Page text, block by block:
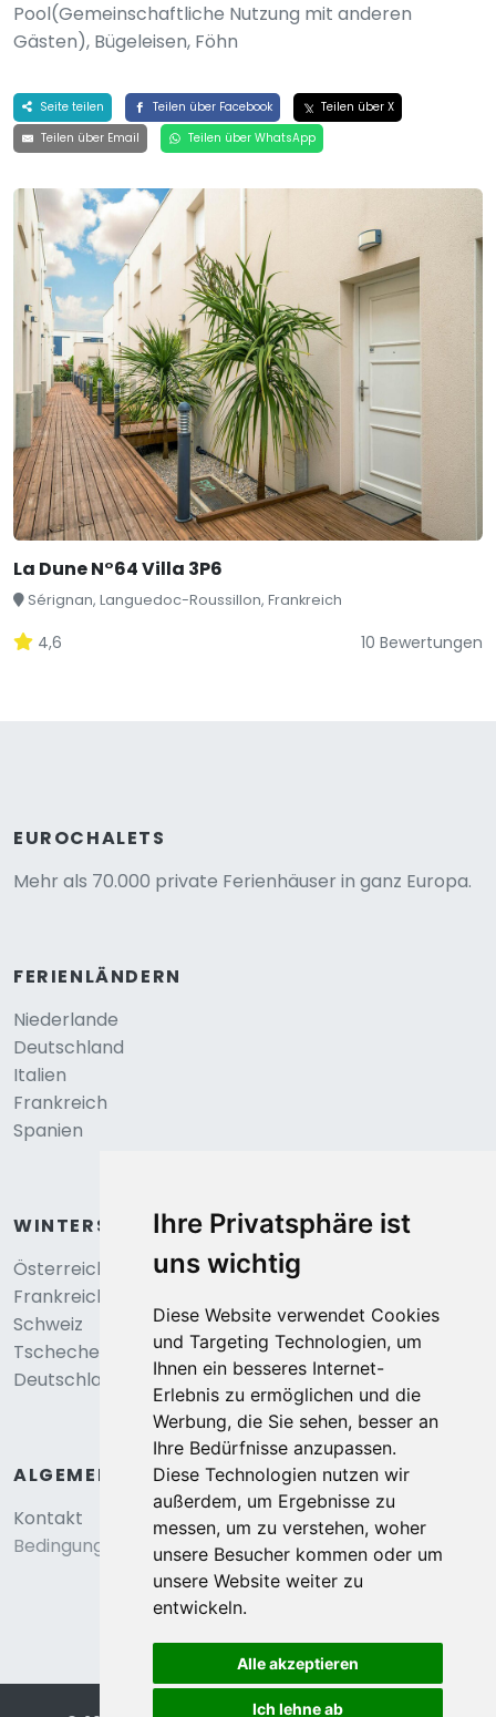
Ihre Privatsphäre ist
uns wichtig
Diese Website verwendet Cookies
und Targeting Technologien, um
Ihnen ein besseres Internet-
Erlebnis zu ermöglichen und die
Werbung, die Sie sehen, besser an
Ihre Bedürfnisse anzupassen.
Diese Technologien nutzen wir
außerdem, um Ergebnisse zu
messen, um zu verstehen, woher
unsere Besucher kommen oder um
unsere Website weiter zu
entwickeln.
Alle akzeptieren
Ich lehne ab
Pool(Gemeinschaftliche Nutzung mit anderen
Gästen), Bügeleisen, Föhn
Seite teilen Teilen über Facebook
Teilen über X
Teilen über Email
Teilen über WhatsApp
La Dune N°64 Villa 3P6
Sérignan, Languedoc-Roussillon, Frankreich
4,6 10 Bewertungen
EUROCHALETS
Mehr als 70.000 private Ferienhäuser in ganz Europa.
FERIENLÄNDERN
Niederlande
Deutschland
Italien
Frankreich
Spanien
WINTERSPORT
Österreich
Frankreich
Schweiz
Tschechei
Deutschland
ALGEMEIN
Kontakt
Bedingungen und konditionen